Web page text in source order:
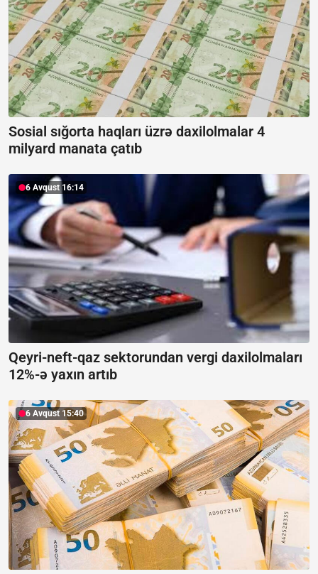
Sosial sığorta haqları üzrə daxilolmalar 4
milyard manata çatıb
6 Avqust 16:14
Qeyri-neft-qaz sektorundan vergi daxilolmaları
12%-ə yaxın artıb
6 Avqust 15:40